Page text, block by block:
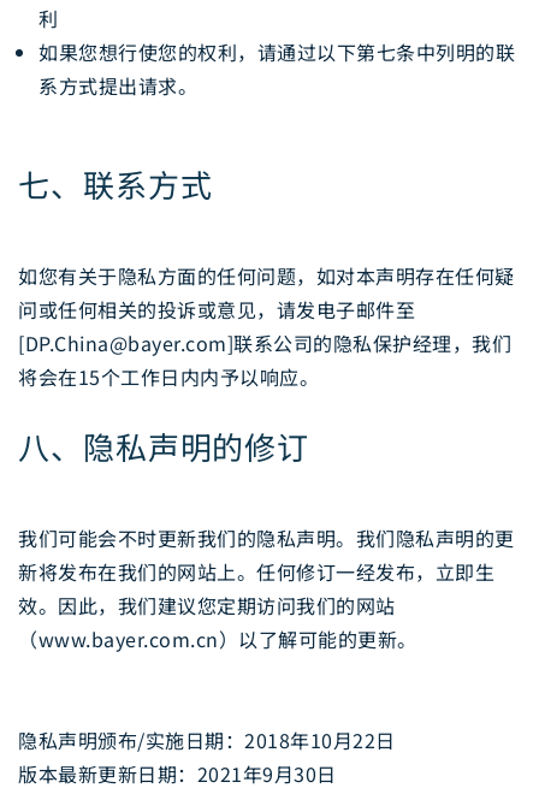
利
如果您想行使您的权利，请通过以下第七条中列明的联
系方式提出请求。
七、联系方式
如您有关于隐私方面的任何问题，如对本声明存在任何疑
问或任何相关的投诉或意见，请发电子邮件至
[DP.China@bayer.com]联系公司的隐私保护经理，我们
将会在15个工作日内内予以响应。
八、隐私声明的修订
我们可能会不时更新我们的隐私声明。我们隐私声明的更
新将发布在我们的网站上。任何修订一经发布，立即生
效。因此，我们建议您定期访问我们的网站
（www.bayer.com.cn）以了解可能的更新。
隐私声明颁布/实施日期：2018年10月22日
版本最新更新日期：2021年9月30日